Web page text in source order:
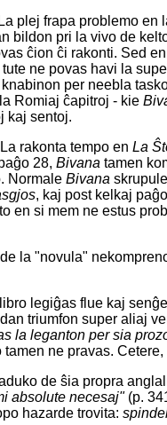
plej frapa problemo
bildon pri la vivo de
ĉion ĉi rakonti. Sed
ne povas havi la
per neebla
Romiaj ĉapitroj - kie
kaj sentoj.
rakonta tempo enLa
28,Bivana tamen
NormaleBivana
, kaj post kelkaj
en si mem ne estus
la "novula"
legiĝas flue kaj
triumfon super aliaj
la leganton per sia
ne pravas.
de ŝia propra
absolute necesaj"(p.
hazarde trovita: